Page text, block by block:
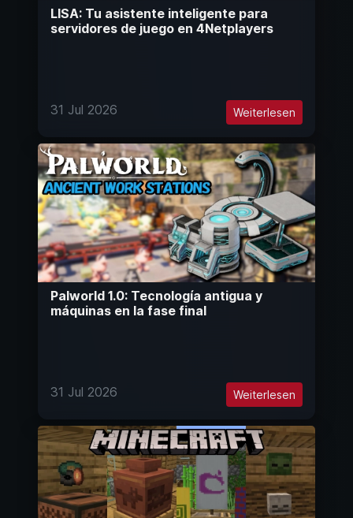
LISA: Tu asistente inteligente para
servidores de juego en 4Netplayers
31 Jul 2026 Weiterlesen
Palworld 1.0: Tecnología antigua y
máquinas en la fase final
31 Jul 2026 Weiterlesen